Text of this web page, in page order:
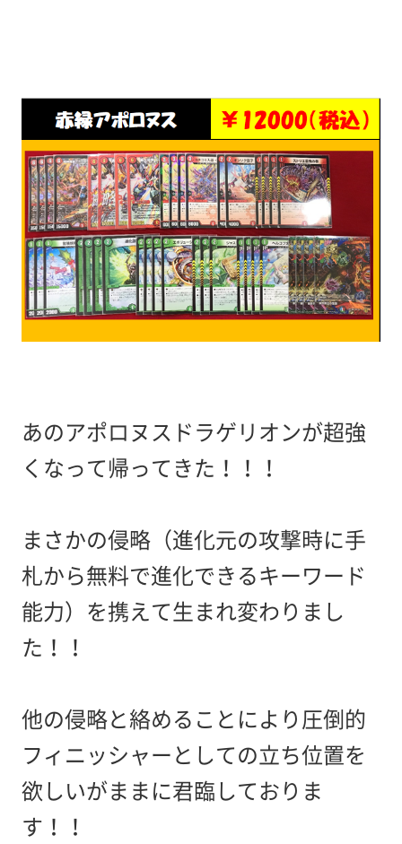
あのアポロヌスドラゲリオンが超強
くなって帰ってきた！！！
まさかの侵略（進化元の攻撃時に手
札から無料で進化できるキーワード
能力）を携えて生まれ変わりまし
た！！
他の侵略と絡めることにより圧倒的
フィニッシャーとしての立ち位置を
欲しいがままに君臨しておりま
す！！